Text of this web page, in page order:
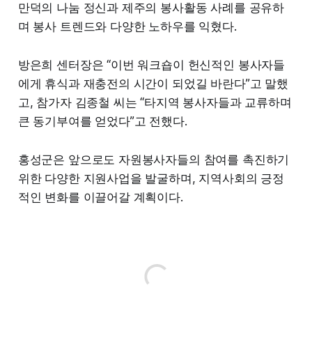
만덕의 나눔 정신과 제주의 봉사활동 사례를 공유하
며 봉사 트렌드와 다양한 노하우를 익혔다.
방은희 센터장은 “이번 워크숍이 헌신적인 봉사자들
에게 휴식과 재충전의 시간이 되었길 바란다”고 말했
고, 참가자 김종철 씨는 “타지역 봉사자들과 교류하며
큰 동기부여를 얻었다”고 전했다.
홍성군은 앞으로도 자원봉사자들의 참여를 촉진하기
위한 다양한 지원사업을 발굴하며, 지역사회의 긍정
적인 변화를 이끌어갈 계획이다.